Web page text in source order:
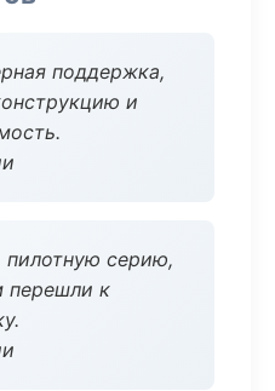
поддержка,
и
пилотную серию,
перешли к